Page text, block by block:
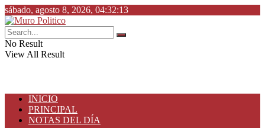
sábado, agosto 8, 2026, 04:32:13
No Result
View All Result
INICIO
PRINCIPAL
NOTAS DEL DÍA